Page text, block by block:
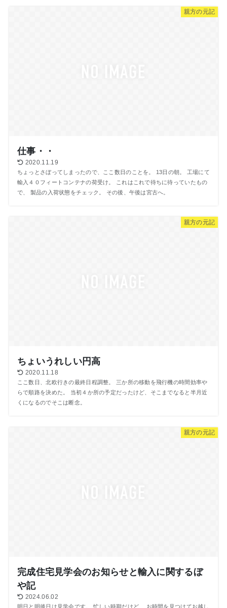
親方の元記
仕事・・
2020.11.19
ちょっとさぼってしまったので、ここ数日のことを。 13日の朝。 工場にて
輸入４０フィートコンテナの荷受け。 これはこれで待ちに待っていたもの
で、 製品の入荷状態をチェック。 その後、午後は宮古へ。
親方の元記
ちょいうれしい円高
2020.11.18
ここ数日、北欧行きの最終日程調整。 三か所の移動を飛行機の時間効率や
らで順路を決めた。 当初４か所の予定だったけど、そこまでなると半月近
くになるのでそこは断念。
親方の元記
完成住宅見学会のお知らせと輸入に関するぼ
や記
2024.06.02
明日と明後日は見学会です。 忙しい時期だけど、 お時間を見つけてお越し